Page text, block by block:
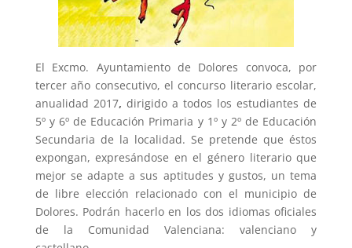
El Excmo. Ayuntamiento de Dolores convoca, por
tercer año consecutivo, el concurso literario escolar,
anualidad 2017, dirigido a todos los estudiantes de
5º y 6º de Educación Primaria y 1º y 2º de Educación
Secundaria de la localidad. Se pretende que éstos
expongan, expresándose en el género literario que
mejor se adapte a sus aptitudes y gustos, un tema
de libre elección relacionado con el municipio de
Dolores. Podrán hacerlo en los dos idiomas oficiales
de la Comunidad Valenciana: valenciano y